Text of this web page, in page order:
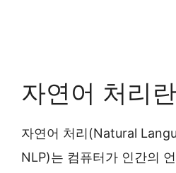
자연어 처리
자연어 처리(Natural
NLP)는 컴퓨터가 인간의